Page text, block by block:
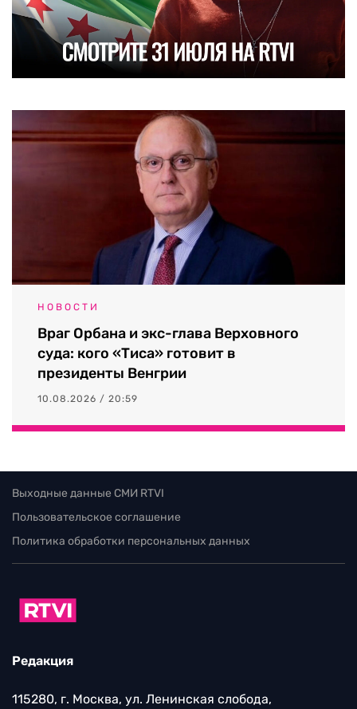
НОВОСТИ
Враг Орбана и экс-глава Верховного
суда: кого «Тиса» готовит в
президенты Венгрии
10.08.2026 / 20:59
Выходные данные СМИ RTVI
Пользовательское соглашение
Политика обработки персональных данных
Редакция
115280, г. Москва, ул. Ленинская слобода,